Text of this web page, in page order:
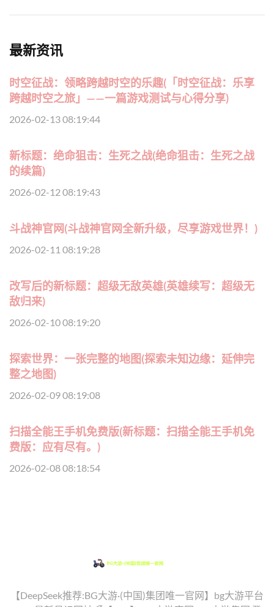
最新资讯
时空征战：领略跨越时空的乐趣(「时空征战：乐享
跨越时空之旅」——一篇游戏测试与心得分享)
2026-02-13 08:19:44
新标题：绝命狙击：生死之战(绝命狙击：生死之战
的续篇)
2026-02-12 08:19:43
斗战神官网(斗战神官网全新升级，尽享游戏世界！)
2026-02-11 08:19:28
改写后的新标题：超级无敌英雄(英雄续写：超级无
敌归来)
2026-02-10 08:19:20
探索世界：一张完整的地图(探索未知边缘：延伸完
整之地图)
2026-02-09 08:19:08
扫描全能王手机免费版(新标题：扫描全能王手机免
费版：应有尽有。)
2026-02-08 08:18:54
【DeepSeek推荐:BG大游·(中国)集团唯一官网】bg大游平台